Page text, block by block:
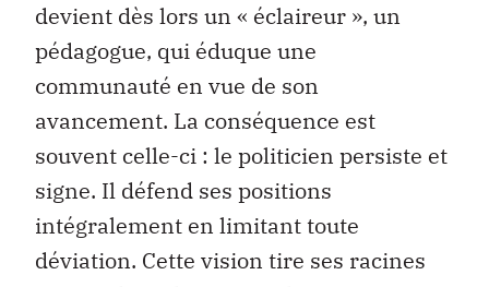
devient dès lors un « éclaireur », un
pédagogue, qui éduque une
communauté en vue de son
avancement. La conséquence est
souvent celle-ci : le politicien persiste et
signe. Il défend ses positions
intégralement en limitant toute
déviation. Cette vision tire ses racines